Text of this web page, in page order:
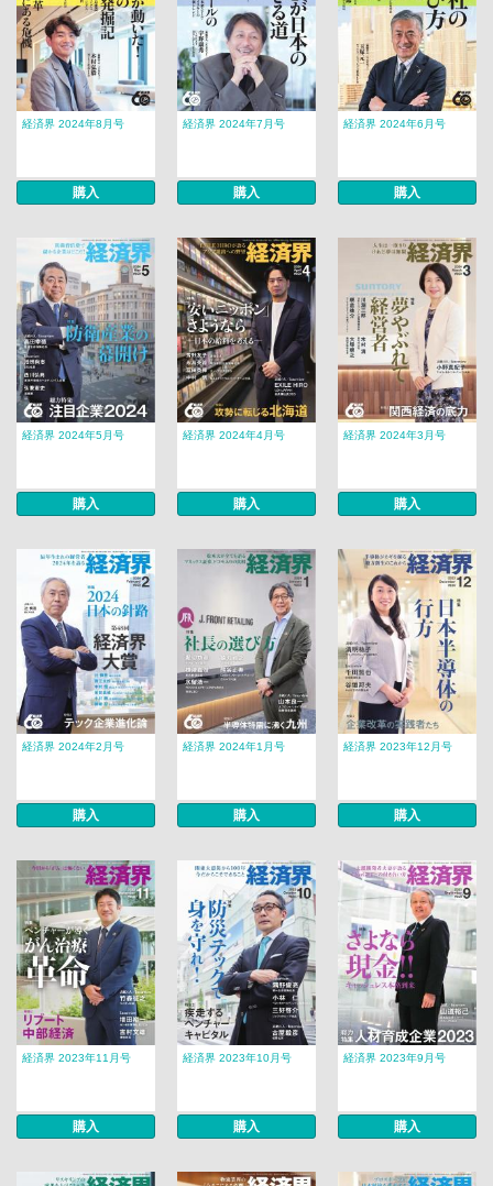
経済界 2024年8月号
購入
経済界 2024年7月号
購入
経済界 2024年6月号
購入
経済界 2024年5月号
購入
経済界 2024年4月号
購入
経済界 2024年3月号
購入
経済界 2024年2月号
購入
経済界 2024年1月号
購入
経済界 2023年12月号
購入
経済界 2023年11月号
購入
経済界 2023年10月号
購入
経済界 2023年9月号
購入